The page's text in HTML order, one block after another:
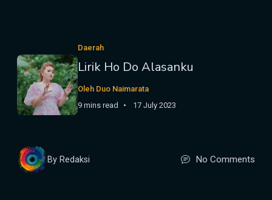
Daerah
Lirik Ho Do Alasanku
Oleh Duo Naimarata
9 mins read
17 July 2023
By Redaksi No Comments